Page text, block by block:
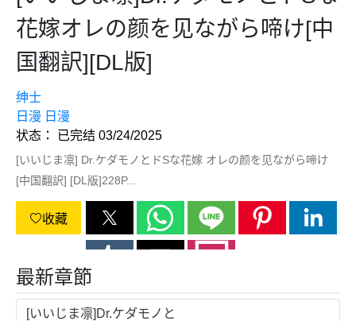
花嫁オレの颜を见ながら啼け[中
国翻訳][DL版]
绅士
日漫 日漫
状态： 已完结 03/24/2025
[いいじま凛] Dr.ケダモノとドSな花嫁 オレの颜を见ながら啼け
[中国翻訳] [DL版]228P...
收藏
最新章節
[いいじま凛]Dr.ケダモノと